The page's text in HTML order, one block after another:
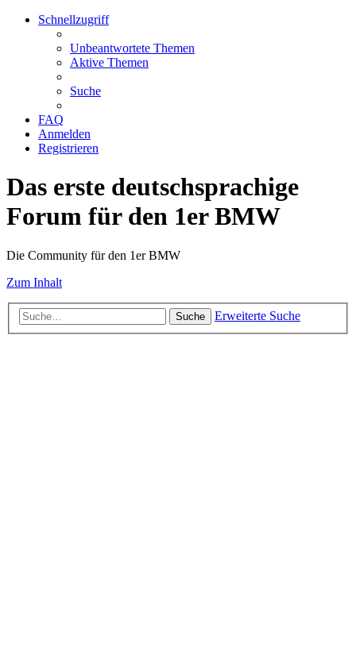
Schnellzugriff
Unbeantwortete Themen
Aktive Themen
Suche
FAQ
Anmelden
Registrieren
Das erste deutschsprachige
Forum für den 1er BMW
Die Community für den 1er BMW
Zum Inhalt
Suche Erweiterte Suche